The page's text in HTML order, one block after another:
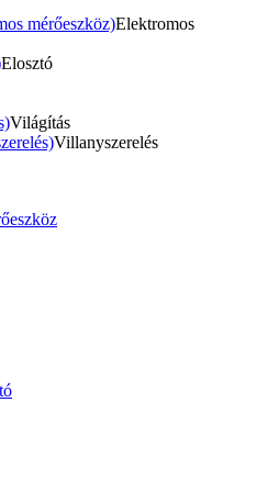
mérőeszköz)Elektromos
Elosztó
Világítás
Villanyszerelés